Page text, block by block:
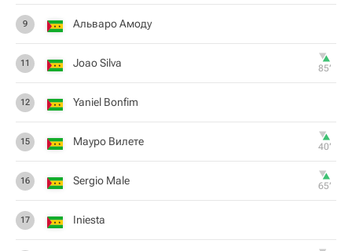
9 Альваро Амоду
11 Joao Silva 85‎’‎
12 Yaniel Bonfim
15 Мауро Вилете 40‎’‎
16 Sergio Male 65‎’‎
17 Iniesta